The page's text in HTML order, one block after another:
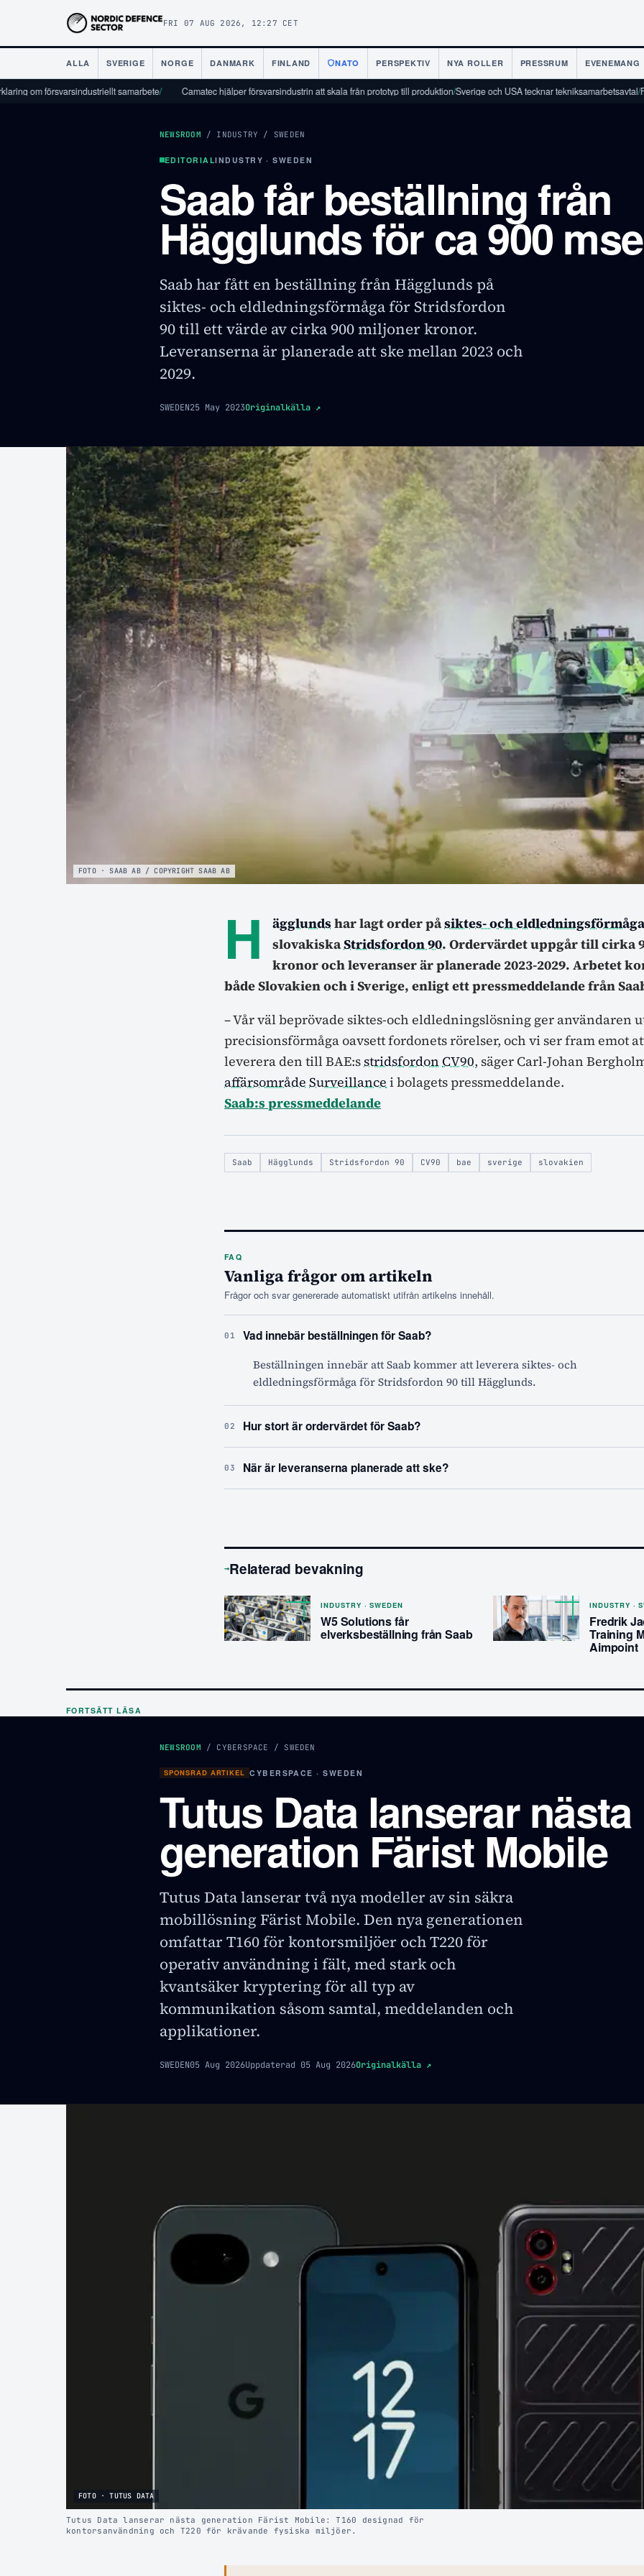
FRI 07 AUG 2026, 12:27 CET
ALLA SVERIGE NORGE DANMARK FINLAND NATO PERSPEKTIV NYA ROLLER PRESSRUM EVENEMANG
samarbete/ Camatec hjälper försvarsindustrin att skala från prototyp till produktion/Sverige och USA tecknar tekniksamarbetsavtal/Finland
NEWSROOM / INDUSTRY / SWEDEN
EDITORIALINDUSTRY · SWEDEN
Saab får beställning från
Hägglunds för ca 900
Saab har fått en beställning från Hägglunds på
siktes- och eldledningsförmåga för Stridsfordon
90 till ett värde av cirka 900 miljoner kronor.
Leveranserna är planerade att ske mellan 2023 och
2029.
SWEDEN25 May 2023Originalkälla ↗
FOTO · SAAB AB / COPYRIGHT SAAB AB
H ägglundshar lagt order påsiktes- och eldledningsförmåga
slovakiskaStridsfordon 90. Ordervärdet uppgår till cirka
kronor och leveranser är planerade 2023-2029. Arbetet
både Slovakien och i Sverige, enligt ett pressmeddelande från
– Vår väl beprövade siktes-och eldledningslösning ger användaren
precisionsförmåga oavsett fordonets rörelser, och vi ser fram emot
leverera den till BAE:sstridsfordon CV90, säger Carl-Johan
affärsområde Surveillance i bolagets pressmeddelande.
Saab:s pressmeddelande
Saab Hägglunds Stridsfordon 90 CV90 bae sverige slovakien
FAQ
Vanliga frågor om artikeln
Frågor och svar genererade automatiskt utifrån artikelns innehåll.
01 Vad innebär beställningen för Saab?
Beställningen innebär att Saab kommer att leverera siktes- och
eldledningsförmåga för Stridsfordon 90 till Hägglunds.
02 Hur stort är ordervärdet för Saab?
03 När är leveranserna planerade att ske?
→Relaterad bevakning
INDUSTRY · SWEDEN
W5 Solutions får
elverksbeställning från Saab
INDUSTRY ·
Fredrik
Training
Aimpoint
FORTSÄTT LÄSA
NEWSROOM / CYBERSPACE / SWEDEN
SPONSRAD ARTIKEL CYBERSPACE · SWEDEN
Tutus Data lanserar nästa
generation Färist Mobile
Tutus Data lanserar två nya modeller av sin säkra
mobillösning Färist Mobile. Den nya generationen
omfattar T160 för kontorsmiljöer och T220 för
operativ användning i fält, med stark och
kvantsäker kryptering för all typ av
kommunikation såsom samtal, meddelanden och
applikationer.
SWEDEN05 Aug 2026Uppdaterad 05 Aug 2026Originalkälla ↗
FOTO · TUTUS DATA
Tutus Data lanserar nästa generation Färist Mobile: T160 designad för
kontorsanvändning och T220 för krävande fysiska miljöer.